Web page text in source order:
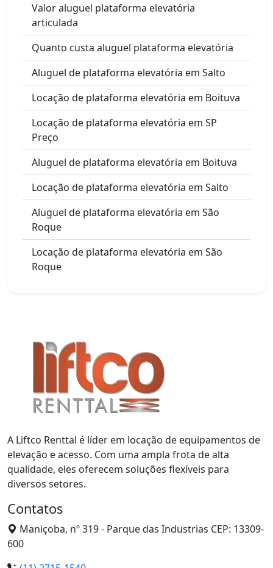
Valor aluguel plataforma elevatória
articulada
Quanto custa aluguel plataforma elevatória
Aluguel de plataforma elevatória em Salto
Locação de plataforma elevatória em Boituva
Locação de plataforma elevatória em SP
Preço
Aluguel de plataforma elevatória em Boituva
Locação de plataforma elevatória em Salto
Aluguel de plataforma elevatória em São
Roque
Locação de plataforma elevatória em São
Roque
A Liftco Renttal é líder em locação de equipamentos de
elevação e acesso. Com uma ampla frota de alta
qualidade, eles oferecem soluções flexíveis para
diversos setores.
Contatos
Maniçoba, nº 319 - Parque das Industrias CEP: 13309-
600